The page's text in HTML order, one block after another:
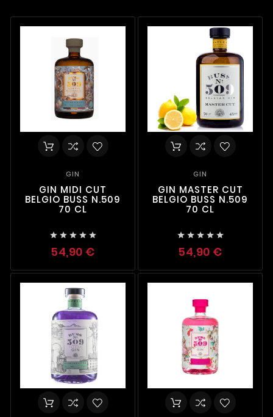
GIN
GIN MIDI CUT
BELGIO BUSS N.509
70 CL
    
54,90 €
GIN
GIN MASTER CUT
BELGIO BUSS N.509
70 CL
    
54,90 €